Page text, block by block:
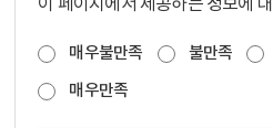
이 페이지에서 제공하는 정보에
매우불만족 불만족
매우만족